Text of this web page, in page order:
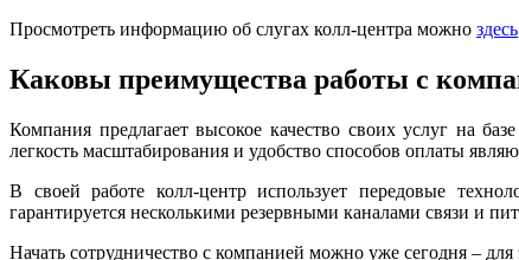
Просмотреть информацию об слугах колл-центра можно здесь
Каковы преимущества работы с
Компания предлагает высокое качество своих услуг на
легкость масштабирования и удобство способов оплаты
В своей работе колл-центр использует передовые
гарантируется несколькими резервными каналами связи и
Начать сотрудничество с компанией можно уже сегодня –